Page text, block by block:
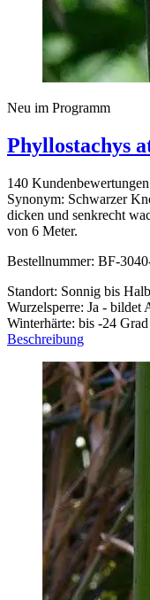
Neu im Programm
Phyllostachys
140 Kundenbewertungen
Synonym: Schwarzer
dicken und senkrecht
von 6 Meter.
Bestellnummer: BF-
Standort: Sonnig bis
Wurzelsperre: Ja - bildet
Winterhärte: bis -24
Beschreibung